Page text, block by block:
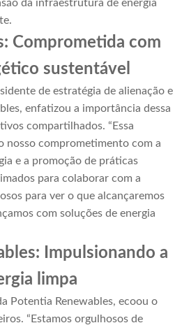
da infraestrutura de energia
Comprometida com
sustentável
de estratégia de alienação e
enfatizou a importância dessa
compartilhados. “Essa
nosso comprometimento com a
e a promoção de práticas
para colaborar com a
para ver o que alcançaremos
com soluções de energia
Impulsionando a
limpa
Potentia Renewables, ecoou o
“Estamos orgulhosos de